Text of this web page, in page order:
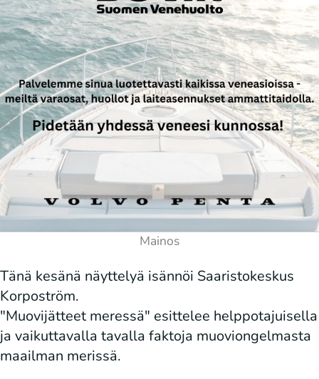
Tänä kesänä näyttelyä isännöi Saaristokeskus
Korpoström.
"Muovijätteet meressä" esittelee helppotajuisella
ja vaikuttavalla tavalla faktoja muoviongelmasta
maailman merissä.